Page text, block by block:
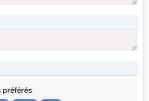
préférés